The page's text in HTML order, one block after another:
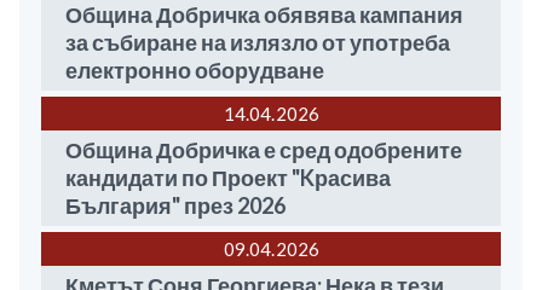
Община Добричка обявява кампания
за събиране на излязло от употреба
електронно оборудване
14.04 2026
Община Добричка е сред одобрените
кандидати по Проект "Kрасива
България" през 2026
09.04 2026